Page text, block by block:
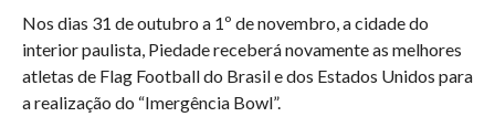
Nos dias 31 de outubro a 1º de novembro, a cidade do
interior paulista, Piedade receberá novamente as melhores
atletas de Flag Football do Brasil e dos Estados Unidos para
a realização do “Imergência Bowl”.